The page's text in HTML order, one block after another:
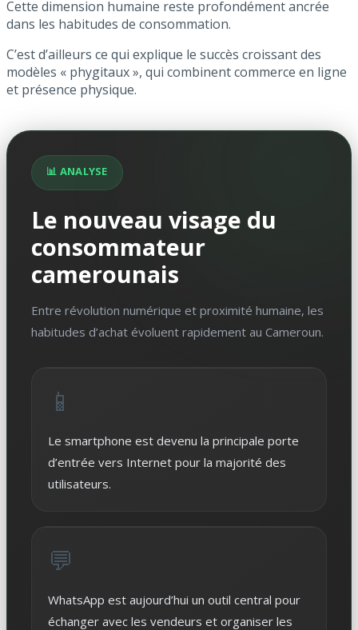
Cette dimension humaine reste profondément ancrée
dans les habitudes de consommation.
C’est d’ailleurs ce qui explique le succès croissant des
modèles « phygitaux », qui combinent commerce en ligne
et présence physique.
📊 ANALYSE
Le nouveau visage du
consommateur
camerounais
Entre révolution numérique et proximité humaine, les
habitudes d’achat évoluent rapidement au Cameroun.
📱
Le smartphone est devenu la principale porte
d’entrée vers Internet pour la majorité des
utilisateurs.
💬
WhatsApp est aujourd’hui un outil central pour
échanger avec les vendeurs et organiser les